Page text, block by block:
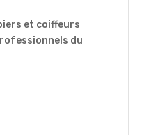
et coiffeurs
du